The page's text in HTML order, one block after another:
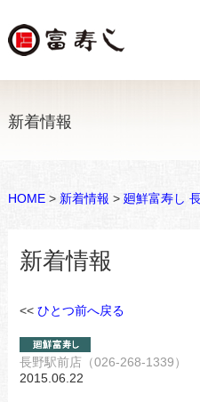
新着情報
HOME> 新着情報 > 廻鮮富寿し
新着情報
<< ひとつ前へ戻る
長野駅前店（026-268-1339）
2015.06.22